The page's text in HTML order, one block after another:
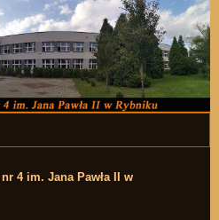
Przejdź do zawartości
4 im. Jana Pawła II w